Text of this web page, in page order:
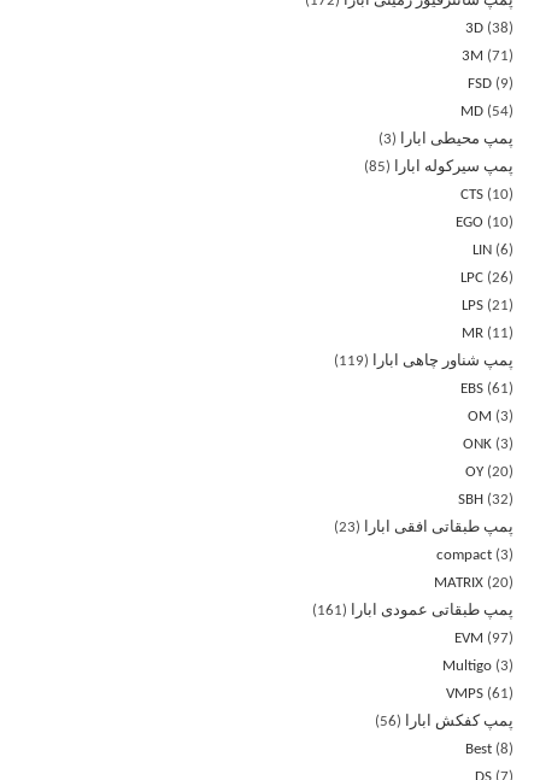
3D 38
3M
71
FSD
9
MD
54
پمپ محیطی ابارا
3
پمپ سیرکوله ابارا
85
CTS
10
EGO
10
LIN
6
LPC 26
LPS 21
MR
11
پمپ شناور چاهی ابارا
119
EBS 61
OM
3
ONK 3
OY 20
SBH
32
پمپ طبقاتی افقی ابارا
23
compact 3
MATRIX 20
پمپ طبقاتی عمودی ابارا
161
EVM
97
Multigo 3
VMPS 61
پمپ کفکش ابارا
56
Best 8